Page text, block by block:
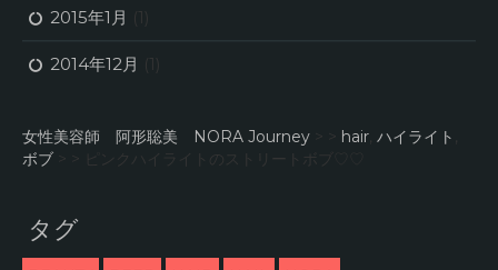
2015年1月 (1)
2014年12月 (1)
女性美容師 阿形聡美 NORA Journey > > hair ハイライト
ボブ > > ピンクハイライトのストリートボブ♡♡
タグ